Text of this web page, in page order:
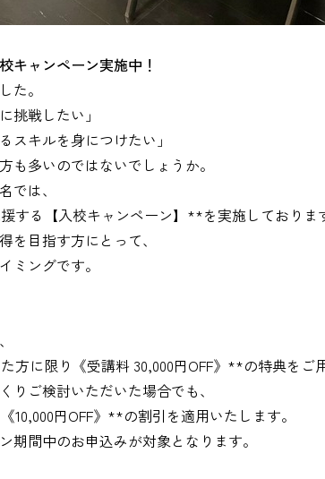
キャンペーン実施中！
た。
挑戦したい」
スキルを身につけたい」
も多いのではないでしょうか。
では、
する【入校キャンペーン】**を実施しておりま
を目指す方にとって、
ミングです。
方に限り《受講料 30,000円OFF》**の特典をご
りご検討いただいた場合でも、
10,000円OFF》**の割引を適用いたします。
期間中のお申込みが対象となります。